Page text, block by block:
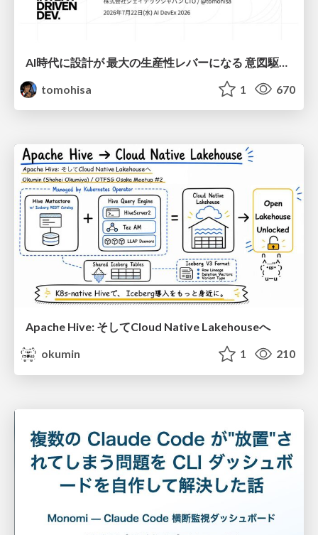
tomohisa
1 670
Apache Hive: そしてCloud Native Lakehouseへ
okumin
1 210